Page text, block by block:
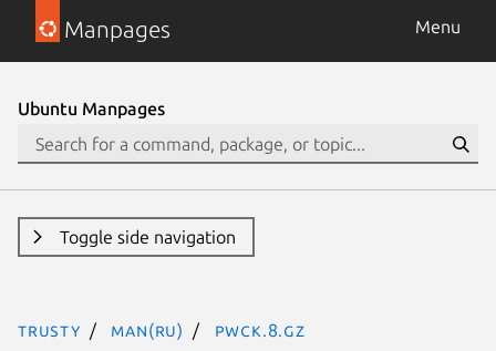
Manpages Menu
Ubuntu Manpages
Toggle side navigation
trusty man(ru) pwck.8.gz